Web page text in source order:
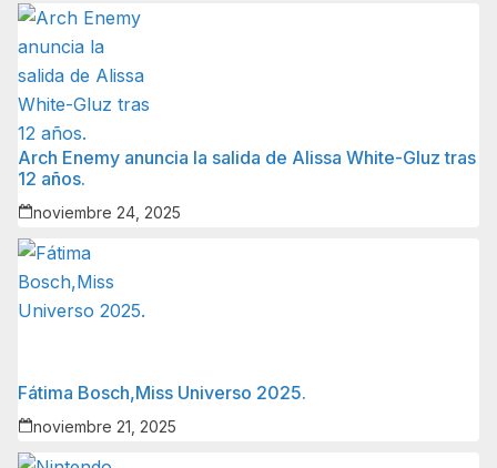
Arch Enemy anuncia la salida de Alissa White-Gluz tras
12 años.
noviembre 24, 2025
Fátima Bosch,Miss Universo 2025.
noviembre 21, 2025